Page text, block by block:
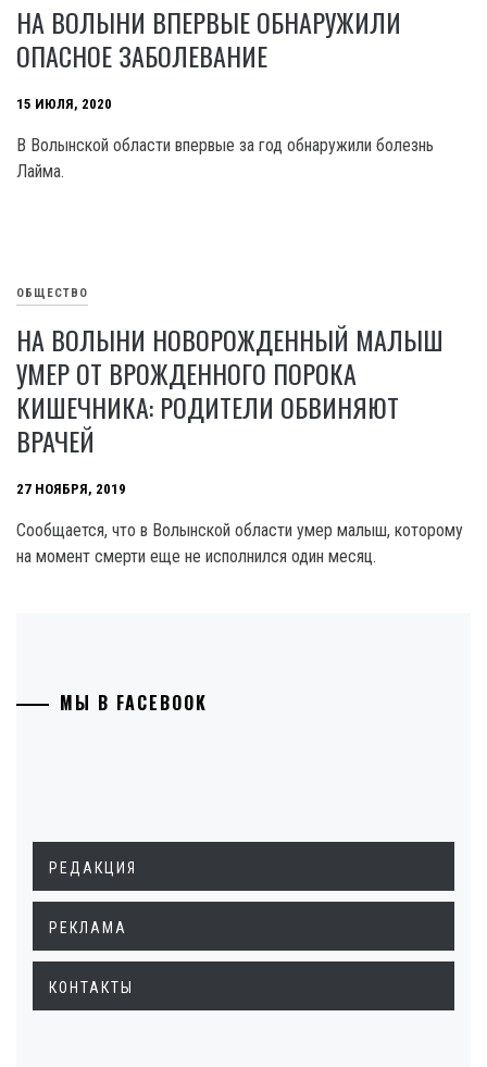
НА ВОЛЫНИ ВПЕРВЫЕ ОБНАРУЖИЛИ
ОПАСНОЕ ЗАБОЛЕВАНИЕ
15 ИЮЛЯ, 2020
В Волынской области впервые за год обнаружили болезнь
Лайма.
ОБЩЕСТВО
НА ВОЛЫНИ НОВОРОЖДЕННЫЙ МАЛЫШ
УМЕР ОТ ВРОЖДЕННОГО ПОРОКА
КИШЕЧНИКА: РОДИТЕЛИ ОБВИНЯЮТ
ВРАЧЕЙ
27 НОЯБРЯ, 2019
Сообщается, что в Волынской области умер малыш, которому
на момент смерти еще не исполнился один месяц.
МЫ В FACEBOOK
РЕДАКЦИЯ
РЕКЛАМА
КОНТАКТЫ